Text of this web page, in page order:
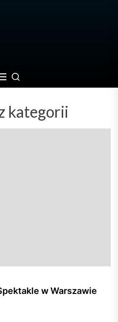
kategorii
w Warszawie